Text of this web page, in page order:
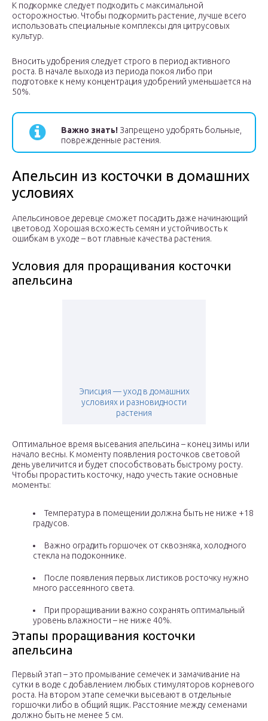
К подкормке следует подходить с максимальной
осторожностью. Чтобы подкормить растение, лучше всего
использовать специальные комплексы для цитрусовых
культур.
Вносить удобрения следует строго в период активного
роста. В начале выхода из периода покоя либо при
подготовке к нему концентрация удобрений уменьшается на
50%.
Важно знать! Запрещено удобрять больные,
поврежденные растения.
Апельсин из косточки в домашних
условиях
Апельсиновое деревце сможет посадить даже начинающий
цветовод. Хорошая всхожесть семян и устойчивость к
ошибкам в уходе – вот главные качества растения.
Условия для проращивания косточки
апельсина
Эписция — уход в домашних
условиях и разновидности
растения
Оптимальное время высевания апельсина – конец зимы или
начало весны. К моменту появления росточков световой
день увеличится и будет способствовать быстрому росту.
Чтобы прорастить косточку, надо учесть такие основные
моменты:
Температура в помещении должна быть не ниже +18
градусов.
Важно оградить горшочек от сквозняка, холодного
стекла на подоконнике.
После появления первых листиков росточку нужно
много рассеянного света.
При проращивании важно сохранять оптимальный
уровень влажности – не ниже 40%.
Этапы проращивания косточки
апельсина
Первый этап – это промывание семечек и замачивание на
сутки в воде с добавлением любых стимуляторов корневого
роста. На втором этапе семечки высевают в отдельные
горшочки либо в общий ящик. Расстояние между семенами
должно быть не менее 5 см.